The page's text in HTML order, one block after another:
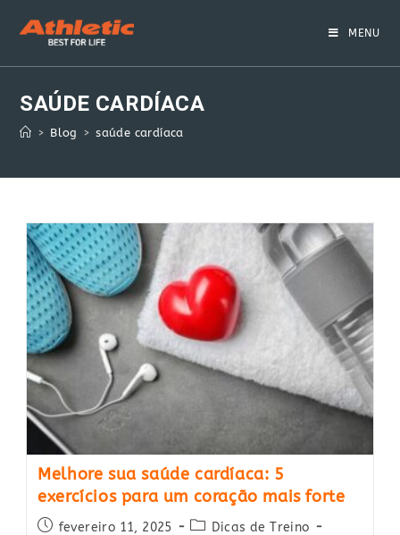
MENU
SAÚDE CARDÍACA
> Blog > saúde cardíaca
Melhore sua saúde cardíaca: 5
exercícios para um coração mais forte
Postfevereiro 11, 2025
PostDicas de Treino